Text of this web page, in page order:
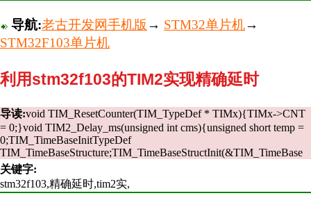
导航:老古开发网手机版 → STM32单片机→
STM32F103单片机
利用stm32f103的TIM2实现精确延时
导读:void TIM_ResetCounter(TIM_TypeDef * TIMx){TIMx->CNT
= 0;}void TIM2_Delay_ms(unsigned int cms){unsigned short temp =
0;TIM_TimeBaseInitTypeDef
TIM_TimeBaseStructure;TIM_TimeBaseStructInit(&TIM_TimeBase
关键字:
stm32f103,精确延时,tim2实,